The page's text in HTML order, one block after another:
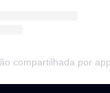
compartilhada por